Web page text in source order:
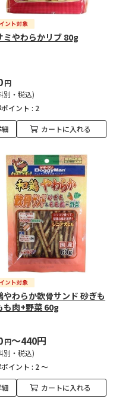
ミやわらかリブ 80g
円
別・税込)
イント : 2
カートに入れる
やわらか軟骨サンド 砂ぎも
も肉+野菜 60g
円～440円
別・税込)
イント : 2 ～
カートに入れる